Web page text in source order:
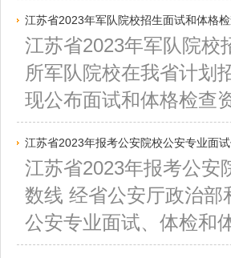
江苏省2023年军队院校招生面试和体格
江苏省2023年军队院校
所军队院校在我省计划
现公布面试和体格检查
江苏省2023年报考公安院校公安专业面
江苏省2023年报考公安
数线 经省公安厅政治
公安专业面试、体检和